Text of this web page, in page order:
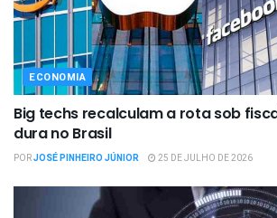
ECONOMIA
Big techs recalculam a rota sob
dura no Brasil
PORJOSÉ PINHEIRO JÚNIOR 25 DE JULHO DE 2026